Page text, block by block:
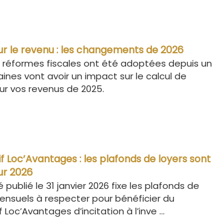
le revenu : les changements de 2026
réformes fiscales ont été adoptées depuis un
vont avoir un impact sur le calcul de
vos revenus de 2025.
Loc’Avantages : les plafonds de loyers sont
2026
publié le 31 janvier 2026 fixe les plafonds de
à respecter pour bénéficier du
d’incitation à l’inve ...